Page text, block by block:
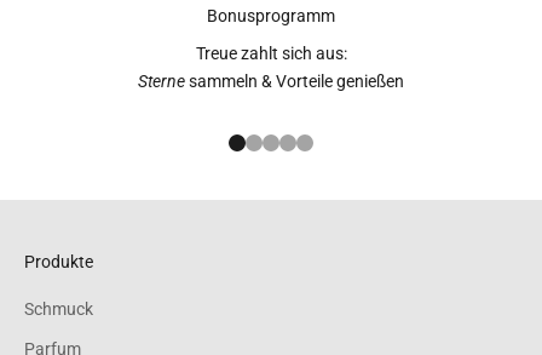
Bonusprogramm
Treue zahlt sich aus:
Sternesammeln & Vorteile genießen
Gehe zu Element 1
Gehe zu Element 2
Gehe zu Element 3
Gehe zu Element 4
Gehe zu Element 5
Produkte
Schmuck
Parfum